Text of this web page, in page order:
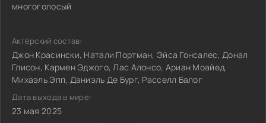
многоголосый
Актёрский состав:
Джон Красински, Натали Портман, Эйса Гонсалес, Донал
Глисон, Кармен Эджого, Лас Алонсо, Ариан Моайед,
Михаэль Эпп, Даниэль Де Бург, Расселл Балог
Дата выхода в мире:
23 мая 2025